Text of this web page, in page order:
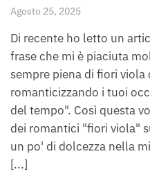
Agosto 25, 2025
Di recente ho letto un
frase che mi è piaciuta
sempre piena di fiori viola
romanticizzando i tuoi
del tempo". Così questa
dei romantici "fiori viola"
un po' di dolcezza nella
[...]